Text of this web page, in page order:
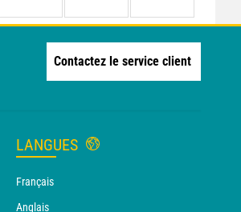
Contactez le service client
LANGUES
Français
Anglais